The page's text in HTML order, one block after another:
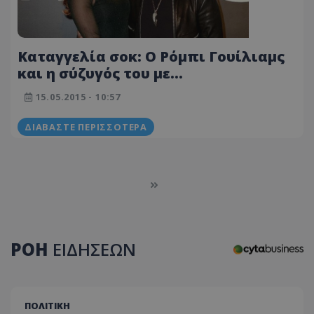
Καταγγελία σοκ: Ο Ρόμπι Γουίλιαμς
και η σύζυγός του με
παρενοχλούσαν σεξουαλικά
15.05.2015 - 10:57
ΔΙΑΒΆΣΤΕ ΠΕΡΙΣΣΌΤΕΡΑ
ΡΟΗ ΕΙΔΗΣΕΩΝ
ΠΟΛΙΤΙΚΗ